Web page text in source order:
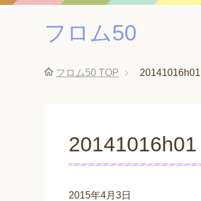
フロム50
フロム50 TOP 20141016h01
20141016h01
2015年4月3日